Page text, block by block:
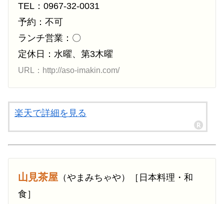
TEL：0967-32-0031
予約：不可
ランチ営業：〇
定休日：水曜、第3木曜
URL：http://aso-imakin.com/
楽天で詳細を見る
山見茶屋 （やまみちゃや）［日本料理・和
食］